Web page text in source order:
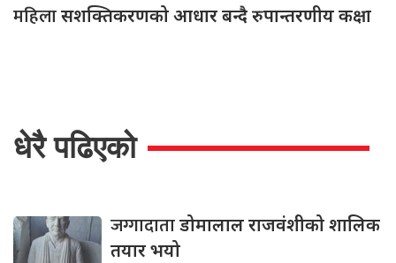
महिलासशक्तिकरणको आधार बन्दै रुपान्तरणीय कक्षा
धेरै पढिएको
जग्गादाताडोमालाल राजवंशीको शालिक
तयार भयो